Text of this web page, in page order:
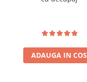
ADAUGA IN COS